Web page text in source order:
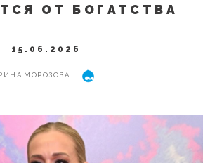
ОТ БОГАТСТВА
15.06.2026
МОРОЗОВА